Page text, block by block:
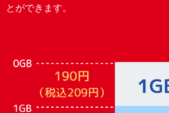
とができます。